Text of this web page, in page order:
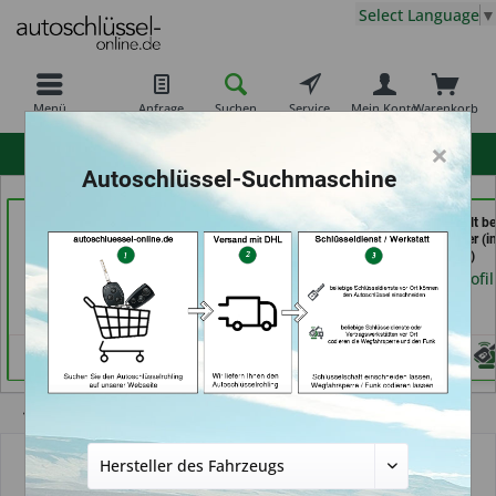
Menü Anfrage Suchen Service Warenkorb
Mein Konto
Select Language ▼
(in Rot am See)
Händlerprofil
Freiburger
Schlüsseldienst GmbH
(in Freiburg)
Schlüssel-Welt
Meister Grüner (in
München)
Händlerprofil
×
Autoschlüssel-Suchmaschine